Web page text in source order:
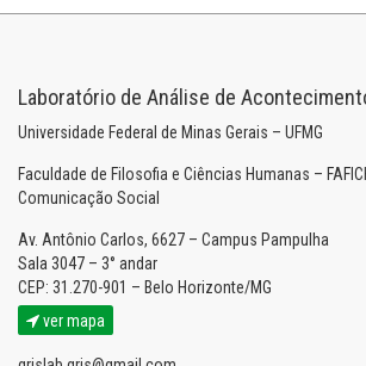
Laboratório de Análise de
Universidade Federal de Minas Gerais – UFMG
Faculdade de Filosofia e Ciências Humanas –
Comunicação Social
Av. Antônio Carlos, 6627 – Campus Pampulha
Sala 3047 – 3° andar
CEP: 31.270-901 – Belo Horizonte/MG
ver mapa